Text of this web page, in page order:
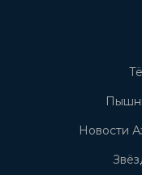
Новости